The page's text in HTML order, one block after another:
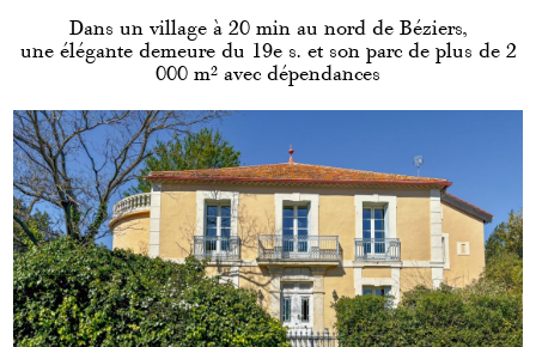
Dans un village à 20 min au nord de Béziers,
une élégante demeure du 19e s. et son parc de plus de 2
000 m² avec dépendances